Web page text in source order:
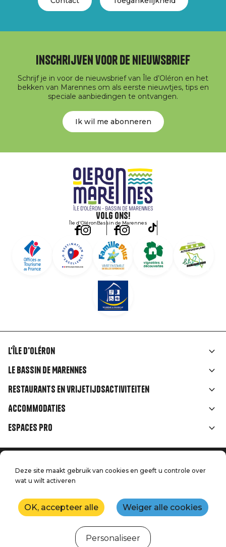
Inschrijven voor de nieuwsbrief
Schrijf je in voor de nieuwsbrief van Île d’Oléron en het
bekken van Marennes om als eerste nieuwtjes, tips en
speciale aanbiedingen te ontvangen.
Ik wil me abonneren
Volg ons!
Île d'OléronBassin de Marennes
Liens
rubriques
L'île d'Oléron
Le Bassin de Marennes
Restaurants en vrijetijdsactiviteiten
Accommodaties
Espaces Pro
Menu
de
Juridische informatie
Druk op
Neem contact met ons op
Kaart
Productie: StudioJuillet
Deze site maakt gebruik van cookies en geeft u controle over
wat u wilt activeren
OK, accepteer alle Weiger alle cookies
Personaliseer